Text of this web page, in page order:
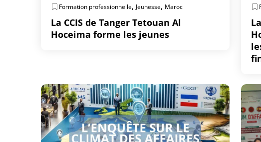
Formation professionnelle, Jeunesse, Maroc
La CCIS de Tanger Tetouan Al
Hoceima forme les jeunes